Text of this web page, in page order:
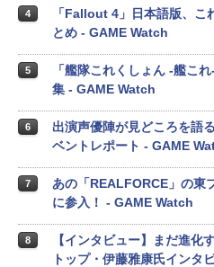
4
「Fallout 4」日本語版、こ
とめ - GAME Watch
5
「艦隊これくしょん -艦こ
集 - GAME Watch
6
出演声優陣が見どころを語
ベントレポート - GAME
7
あの「REALFORCE」の東
に参入！ - GAME Watch
8
【インタビュー】まだ進
トップ・伊藤雅康氏インタ